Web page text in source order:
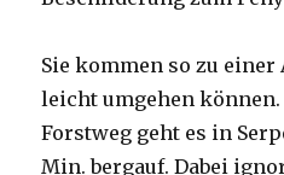
Sie kommen so zu einer
leicht umgehen
Forstweg geht es in
Min. bergauf. Dabei